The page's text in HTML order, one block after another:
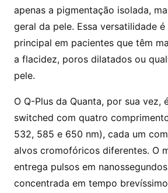
apenas a pigmentação isolada,
geral da pele. Essa versatilidade
principal em pacientes que têm
a flacidez, poros dilatados ou
pele.
O Q-Plus da Quanta, por sua vez,
switched com quatro
532, 585 e 650 nm), cada um
alvos cromofóricos diferentes. O
entrega pulsos em
concentrada em tempo